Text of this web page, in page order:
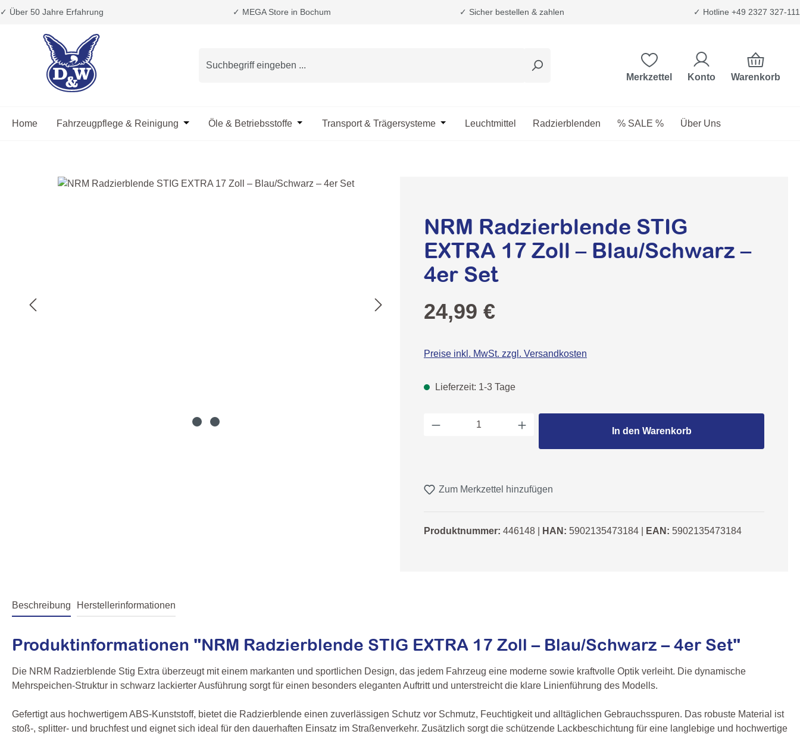
Hauptinhalt springen
Zur Suche springen
Zur Hauptnavigation springen
✓ Über 50 Jahre Erfahrung ✓ MEGA Store in Bochum ✓ Sicher bestellen & zahlen ✓ Hotline +49 2327 327-111
Merkzettel Konto Warenkorb
Home Fahrzeugpflege & Reinigung Öffne oder Schließe das Dropdown der Kategorie Fahrzeugpflege & Reinigung
Öle & Betriebsstoffe Öffne oder Schließe das Dropdown der Kategorie Öle & Betriebsstoffe
Transport & Trägersysteme Öffne oder Schließe das Dropdown der Kategorie Transport & Trägersysteme
Leuchtmittel Radzierblenden % SALE % Über Uns
Bildergalerie überspringen
NRM Radzierblende STIG
EXTRA 17 Zoll – Blau/Schwarz –
4er Set
Regulärer Preis:
24,99 €
Preise inkl. MwSt. zzgl. Versandkosten
Lieferzeit: 1-3 Tage
Produkt Anzahl: Gib den gewünschten Wert ein oder
In den Warenkorb
Zum Merkzettel hinzufügen
Produktnummer: 446148 HAN: 5902135473184 EAN: 5902135473184
Beschreibung Herstellerinformationen
Produktinformationen "NRM Radzierblende STIG EXTRA 17 Zoll – Blau/Schwarz – 4er Set"
Die NRM Radzierblende Stig Extra überzeugt mit einem markanten und sportlichen Design, das jedem Fahrzeug eine moderne sowie kraftvolle Optik verleiht. Die dynamische
Mehrspeichen-Struktur in schwarz lackierter Ausführung sorgt für einen besonders eleganten Auftritt und unterstreicht die klare Linienführung des Modells.
Gefertigt aus hochwertigem ABS-Kunststoff, bietet die Radzierblende einen zuverlässigen Schutz vor Schmutz, Feuchtigkeit und alltäglichen Gebrauchsspuren. Das robuste Material ist
stoß-, splitter- und bruchfest und eignet sich ideal für den dauerhaften Einsatz im Straßenverkehr. Zusätzlich sorgt die schützende Lackbeschichtung für eine langlebige und hochwertige